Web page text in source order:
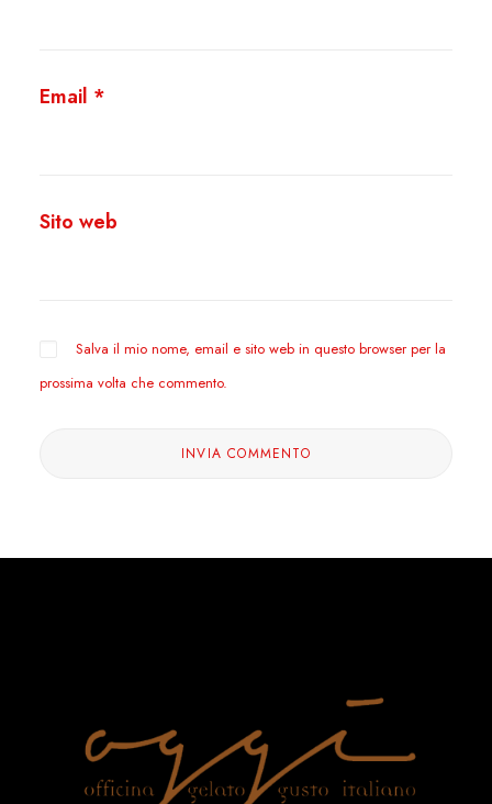
Email *
Sito web
Salva il mio nome, email e sito web in questo browser per la
prossima volta che commento.